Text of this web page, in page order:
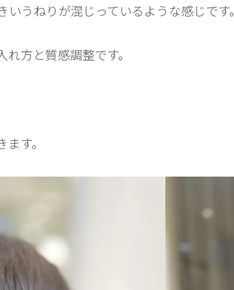
うねりが混じっているような感じです。
方と質感調整です。
す。